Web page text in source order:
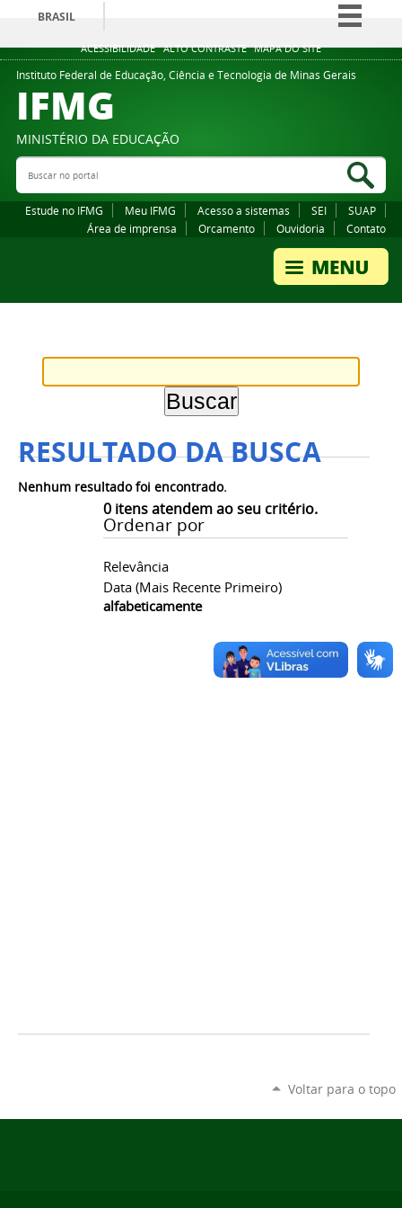
ACESSIBILIDADE ALTO CONTRASTE MAPA DO SITE
BRASIL
Simplifique!
Comunica BR
Legislação
Instituto Federal de Educação, Ciência e Tecnologia de Minas Gerais
IFMG
MINISTÉRIO DA EDUCAÇÃO
Buscar no portal
Estude no IFMG Meu IFMG Acesso a sistemas SEI
SUAP
Área de imprensa
Orcamento Ouvidoria Contato
RESULTADO DA BUSCA
0itens atendem ao seu critério.
Ordenar por
Relevância
Data (mais Recente Primeiro)
alfabeticamente
Nenhum resultado foi encontrado.
Voltar para o topo